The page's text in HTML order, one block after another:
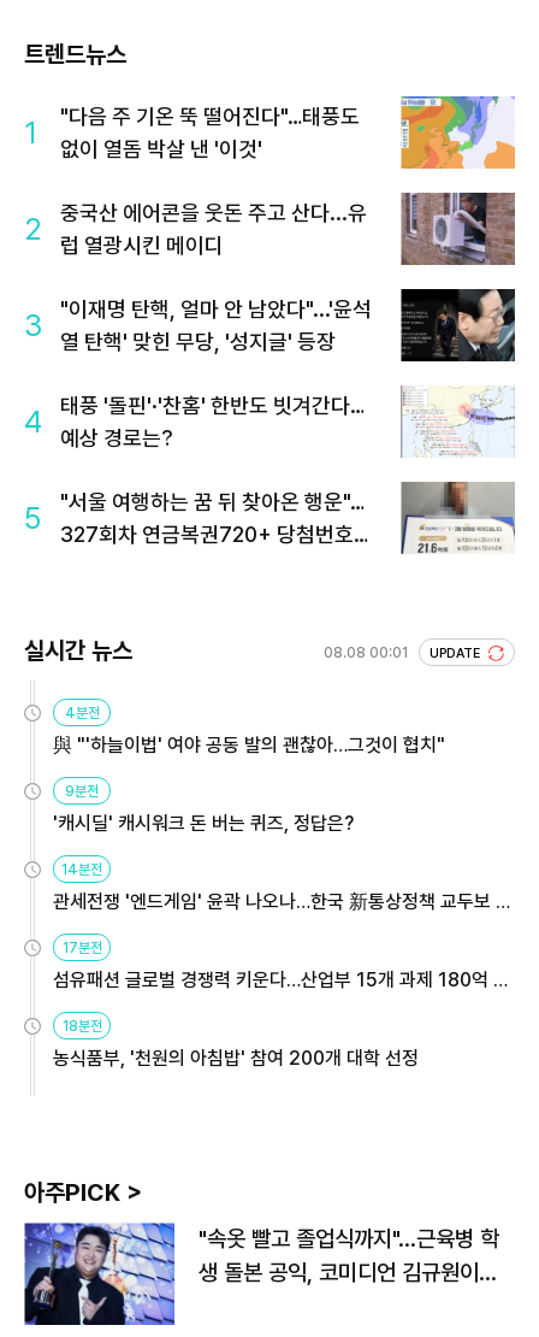
트렌드뉴스
1
"다음 주 기온 뚝 떨어진다"…태풍도
없이 열돔 박살 낸 '이것'
2
중국산 에어콘을 웃돈 주고 산다...유
럽 열광시킨 메이디
3
"이재명 탄핵, 얼마 안 남았다"...'윤석
열 탄핵' 맞힌 무당, '성지글' 등장
4
태풍 '돌핀'·'찬홈' 한반도 빗겨간다…
예상 경로는?
5
"서울 여행하는 꿈 뒤 찾아온 행운"…
327회차 연금복권720+ 당첨번호조
실시간 뉴스 08.08 00:01 UPDATE
4분전
與 "'하늘이법' 여야 공동 발의 괜찮아…그것이 협치"
9분전
'캐시딜' 캐시워크 돈 버는 퀴즈, 정답은?
14분전
관세전쟁 '엔드게임' 윤곽 나오나…한국 新통상정책 교두보 활
용해야
17분전
섬유패션 글로벌 경쟁력 키운다…산업부 15개 과제 180억 지
원
18분전
농식품부, '천원의 아침밥' 참여 200개 대학 선정
아주PICK >
"속옷 빨고 졸업식까지"…근육병 학
생 돌본 공익, 코미디언 김규원이었